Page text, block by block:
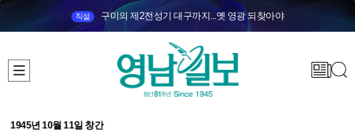
직설 구미의 제2전성기 대구까지...옛 영광 되찾아야
1945년 10월 11일 창간